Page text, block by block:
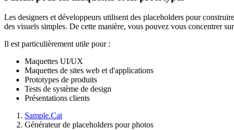
Les designers et développeurs utilisent des placeholders pour
des visuels simples. De cette manière, vous pouvez vous concentrer
Il est particulièrement utile pour :
Maquettes UI/UX
Maquettes de sites web et d'applications
Prototypes de produits
Tests de système de design
Présentations clients
Sample.Cat
Générateur de placeholders pour photos